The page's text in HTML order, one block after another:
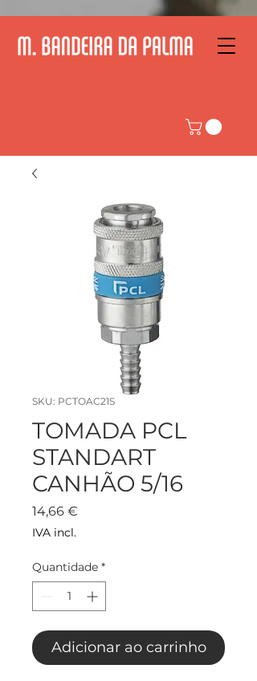
SKU: PCTOAC21S
TOMADA PCL
STANDART
CANHÃO 5/16
14,66 €
IVA incl.
Quantidade *
Adicionar ao carrinho